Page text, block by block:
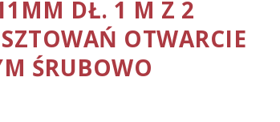
DŁ. 1 M Z 2
OTWARCIE
ŚRUBOWO